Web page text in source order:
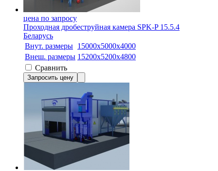
цена по запросу
Проходная дробеструйная камера SPK-P 15.5.4
Беларусь
Внут. размеры 15000х5000х4000
Внеш. размеры 15200х5200х4800
Сравнить
Запросить цену